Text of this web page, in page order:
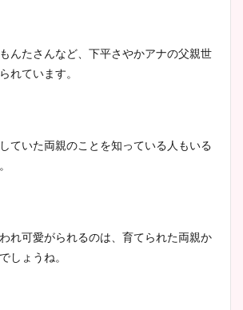
んたさんなど、下平さやかアナの父親世
れています。
ていた両親のことを知っている人もいる
れ可愛がられるのは、育てられた両親か
しょうね。